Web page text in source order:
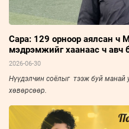
Сара: 129 орноор аялсан ч
мэдрэмжийг хаанаас ч авч
2026-06-30
Нүүдэлчин соёлыг тээж буй манай
хөвөрсөөр.